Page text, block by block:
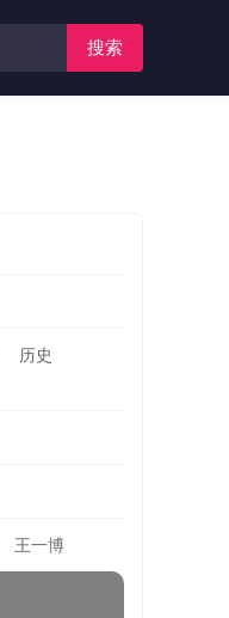
搜索
历史
王一博